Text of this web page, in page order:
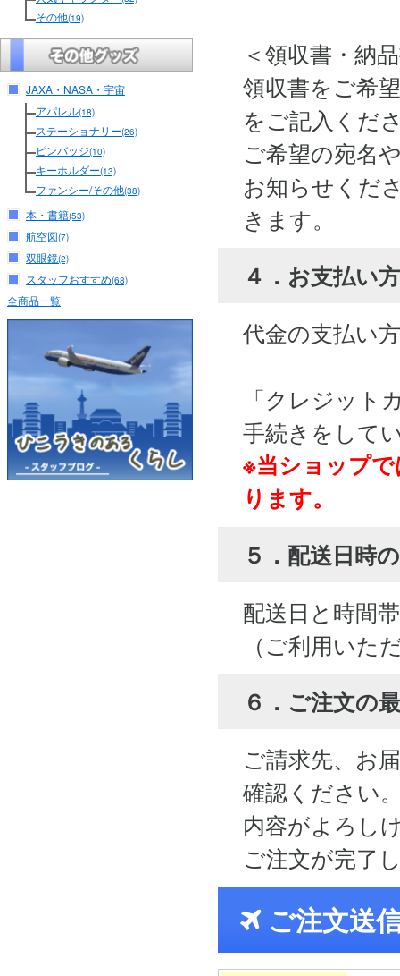
その他(19)
JAXA・NASA・宇宙
アパレル(18)
ステーショナリー(26)
ピンバッジ(10)
キーホルダー(13)
ファンシー/その他(38)
本・書籍(53)
航空図(7)
双眼鏡(2)
スタッフおすすめ(68)
全商品一覧
＜領収書・納
領収書をご希
をご記入くだ
ご希望の宛名
お知らせくだ
きます。
４．お支払い
代金の支払い
「クレジット
手続きをして
※当ショップ
ります。
５．配送日時
配送日と時間
（ご利用いた
６．ご注文の
ご請求先、お
確認ください
内容がよろし
ご注文が完了
ご注文送